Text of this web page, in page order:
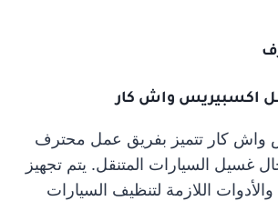
اكسبيريس واش كار
واش كار تتميز بفريق عمل محترف
غسيل السيارات المتنقل. يتم تجهيز
اللازمة لتنظيف السيارات